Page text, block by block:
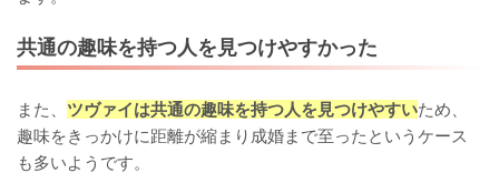
共通の趣味を持つ人を見つけやすかった
また、 ツヴァイは共通の趣味を持つ人を見つけやすいため、
趣味をきっかけに距離が縮まり成婚まで至ったというケース
も多いようです。